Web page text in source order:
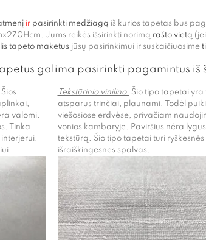
ir pasirinkti medžiagą iš kurios tapetas bus
Jums reikės išsirinkti norimą rašto vietą
tapeto maketus jūsų pasirinkimui ir suskaičiuosime
galima pasirinkti pagamintus iš
Šios
valomi.
Tinka
Tekstūrinio vinilino.
Šio tipo tapetai yra
atsparūs trinčiai, plaunami. Todėl
viešosiose erdvėse, privačiam
vonios kambaryje. Paviršius nėra
tekstūrą. Šio tipo tapetai turi ryškesnės
išraiškingesnes spalvas.